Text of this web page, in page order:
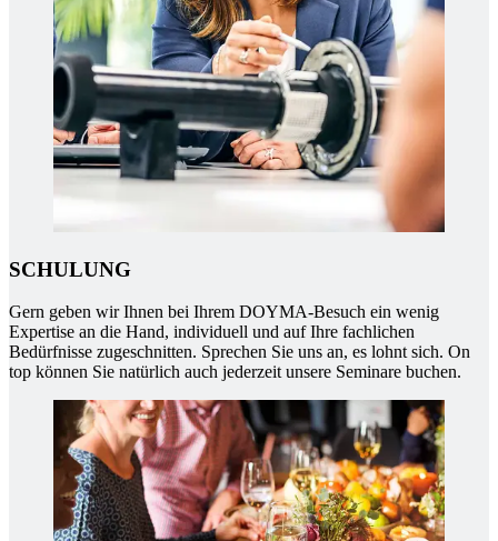
SCHULUNG
Gern geben wir Ihnen bei Ihrem DOYMA-Besuch ein wenig
Expertise an die Hand, individuell und auf Ihre fachlichen
Bedürfnisse zugeschnitten. Sprechen Sie uns an, es lohnt sich. On
top können Sie natürlich auch jederzeit unsere Seminare buchen.